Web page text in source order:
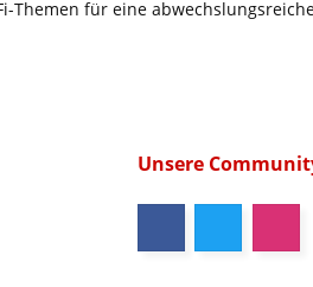
Themen für eine
Unsere